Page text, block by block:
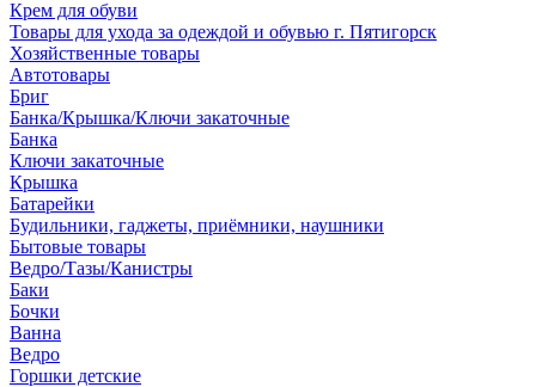
Крем для обуви
Товары для ухода за одеждой и обувью г. Пятигорск
Хозяйственные товары
Автотовары
Бриг
Банка/Крышка/Ключи закаточные
Банка
Ключи закаточные
Крышка
Батарейки
Будильники, гаджеты, приёмники, наушники
Бытовые товары
Ведро/Тазы/Канистры
Баки
Бочки
Ванна
Ведро
Горшки детские